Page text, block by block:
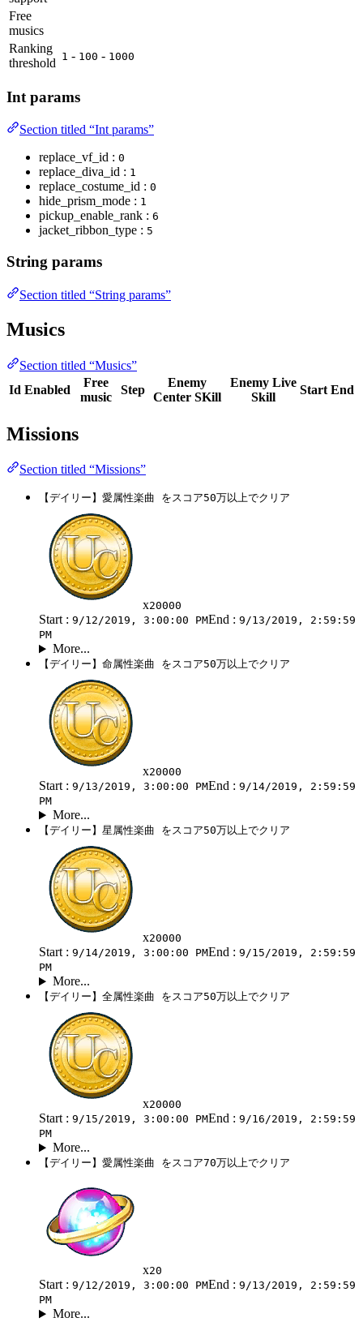
Free
musics
Ranking
threshold 1 - 100 - 1000
Int params
Section titled “Int params”
replace_vf_id : 0
replace_diva_id : 1
replace_costume_id : 0
hide_prism_mode : 1
pickup_enable_rank : 6
jacket_ribbon_type : 5
String params
Section titled “String params”
Musics
Section titled “Musics”
Id Enabled
Free
music
Step
Enemy
Center SKill
Enemy Live
Skill
Start End
Missions
Section titled “Missions”
【デイリー】愛属性楽曲 をスコア50万以上でクリア
x20000
Start : 9/12/2019, 3:00:00 PMEnd : 9/13/2019, 2:59:59
PM
More...
【デイリー】命属性楽曲 をスコア50万以上でクリア
x20000
Start : 9/13/2019, 3:00:00 PMEnd : 9/14/2019, 2:59:59
PM
More...
【デイリー】星属性楽曲 をスコア50万以上でクリア
x20000
Start : 9/14/2019, 3:00:00 PMEnd : 9/15/2019, 2:59:59
PM
More...
【デイリー】全属性楽曲 をスコア50万以上でクリア
x20000
Start : 9/15/2019, 3:00:00 PMEnd : 9/16/2019, 2:59:59
PM
More...
【デイリー】愛属性楽曲 をスコア70万以上でクリア
x20
Start : 9/12/2019, 3:00:00 PMEnd : 9/13/2019, 2:59:59
PM
More...